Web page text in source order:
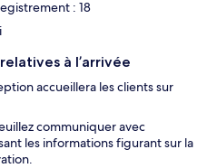
: 18
à l’arrivée
accueillera les clients sur
communiquer avec
les informations figurant sur la